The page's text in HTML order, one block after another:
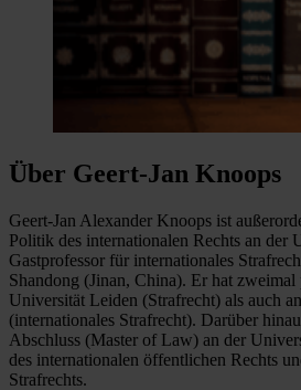
Über Geert-Jan Knoops
Geert-Jan Alexander Knoops ist
Politik des internationalen Rechts an der
Gastprofessor für internationales
Shandong (Jinan, China). Er hat
Universität Leiden (Strafrecht) als auch
(internationales Strafrecht). Darüber
Abschluss (Master of Law) an der
des internationalen öffentlichen Rechts
Strafrechts.